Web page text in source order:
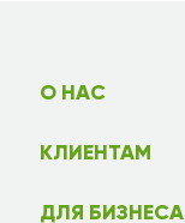
О НАС
КЛИЕНТАМ
ДЛЯ БИЗНЕСА